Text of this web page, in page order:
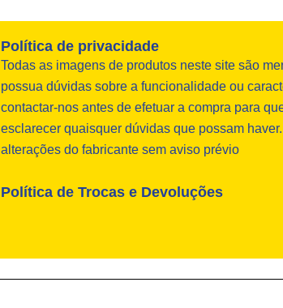
Política de privacidade
Todas as imagens de produtos neste site são
possua dúvidas sobre a funcionalidade ou
contactar-nos antes de efetuar a compra para
esclarecer quaisquer dúvidas que possam
alterações do fabricante sem aviso prévio
Política de Trocas e Devoluções